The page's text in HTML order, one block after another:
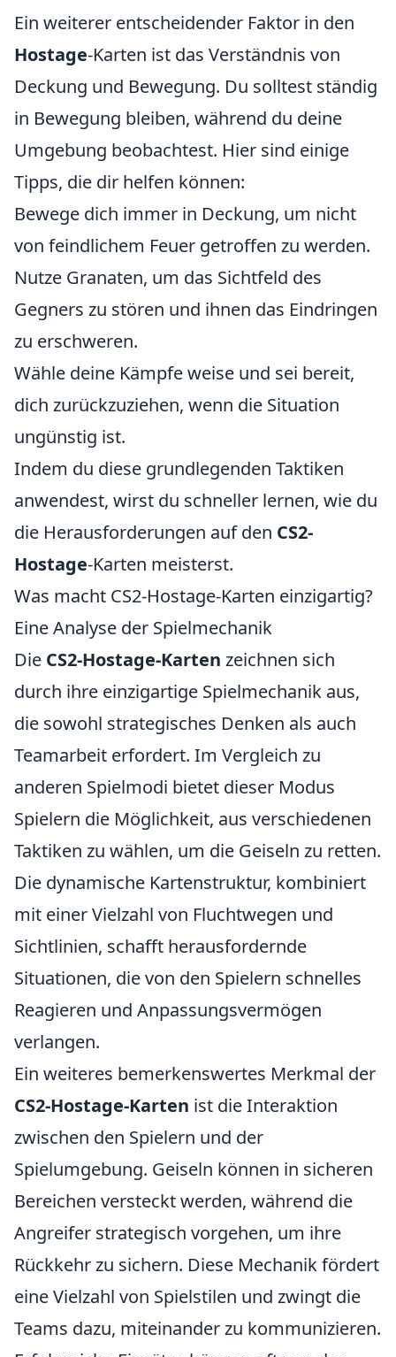
Ein weiterer entscheidender Faktor in den
Hostage-Karten ist das Verständnis von
Deckung und Bewegung. Du solltest ständig
in Bewegung bleiben, während du deine
Umgebung beobachtest. Hier sind einige
Tipps, die dir helfen können:
Bewege dich immer in Deckung, um nicht
von feindlichem Feuer getroffen zu werden.
Nutze Granaten, um das Sichtfeld des
Gegners zu stören und ihnen das Eindringen
zu erschweren.
Wähle deine Kämpfe weise und sei bereit,
dich zurückzuziehen, wenn die Situation
ungünstig ist.
Indem du diese grundlegenden Taktiken
anwendest, wirst du schneller lernen, wie du
die Herausforderungen auf den CS2-
Hostage-Karten meisterst.
Was macht CS2-Hostage-Karten einzigartig?
Eine Analyse der Spielmechanik
Die CS2-Hostage-Karten zeichnen sich
durch ihre einzigartige Spielmechanik aus,
die sowohl strategisches Denken als auch
Teamarbeit erfordert. Im Vergleich zu
anderen Spielmodi bietet dieser Modus
Spielern die Möglichkeit, aus verschiedenen
Taktiken zu wählen, um die Geiseln zu retten.
Die dynamische Kartenstruktur, kombiniert
mit einer Vielzahl von Fluchtwegen und
Sichtlinien, schafft herausfordernde
Situationen, die von den Spielern schnelles
Reagieren und Anpassungsvermögen
verlangen.
Ein weiteres bemerkenswertes Merkmal der
CS2-Hostage-Karten ist die Interaktion
zwischen den Spielern und der
Spielumgebung. Geiseln können in sicheren
Bereichen versteckt werden, während die
Angreifer strategisch vorgehen, um ihre
Rückkehr zu sichern. Diese Mechanik fördert
eine Vielzahl von Spielstilen und zwingt die
Teams dazu, miteinander zu kommunizieren.